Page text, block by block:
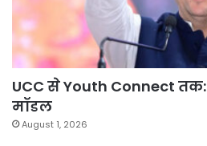
UCC से Youth Connect तक:
मॉडल
August 1, 2026